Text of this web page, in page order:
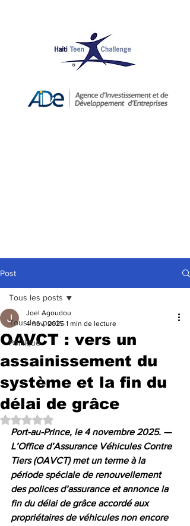
Post
Tous les posts
Politique
Tous les posts
OAVCT : vers un
assainissement du
système et la fin du
délai de grâce
Joel Agoudou
4 nov. 2025 1 min de lecture
Noté NaN étoiles sur 5.
Port-au-Prince, le 4 novembre 2025. —
L’Office d’Assurance Véhicules Contre
Tiers (OAVCT) met un terme à la
période spéciale de renouvellement
des polices d’assurance et annonce la
fin du délai de grâce accordé aux
propriétaires de véhicules non encore